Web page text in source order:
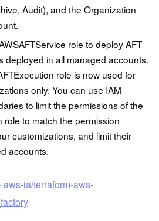
Audit), and the Organization
role to deploy AFT
deployed in all managed accounts.
role is now used for
only. You can use IAM
to limit the permissions of the
role to match the permission
customizations, and limit their
accounts.
aws-ia/terraform-aws-